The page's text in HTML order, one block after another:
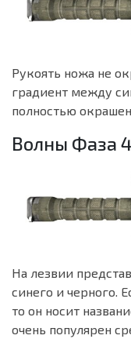
Рукоять ножа не
градиент между
полностью
Волны Фаза 4
На лезвии
синего и черного.
то он носит
очень популярен